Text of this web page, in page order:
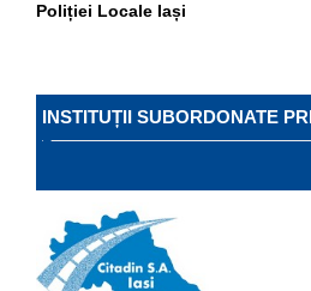
Poliției Locale Iași
INSTITUȚII SUBORDONATE